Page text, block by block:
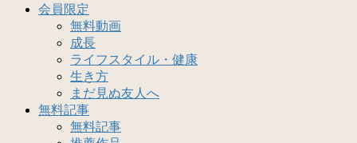
会員限定
無料動画
成長
ライフスタイル・健康
生き方
まだ見ぬ友人へ
無料記事
無料記事